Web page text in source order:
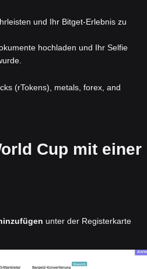
und Ihr Bitget-Erlebnis zu
hochladen und Ihr Selfie
(rTokens), metals, forex, and
Cup mit einer
unter der Registerkarte